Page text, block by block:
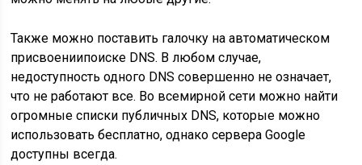
Также можно поставить галочку на автоматическом
присвоениипоиске DNS. В любом случае,
недоступность одного DNS совершенно не означает,
что не работают все. Во всемирной сети можно найти
огромные списки публичных DNS, которые можно
использовать бесплатно, однако сервера Google
доступны всегда.